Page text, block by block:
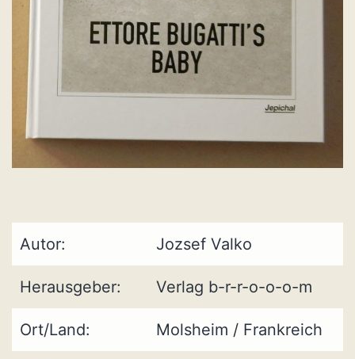
Autor: Jozsef Valko
Herausgeber: Verlag b-r-r-o-o-o-m
Ort/Land: Molsheim / Frankreich